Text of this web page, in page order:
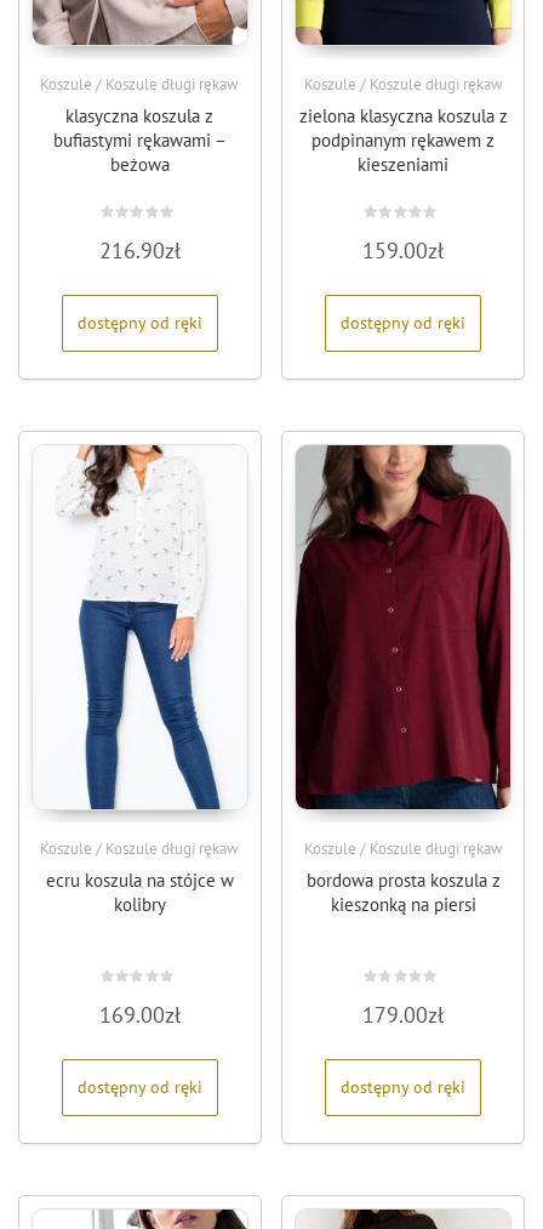
Koszule / Koszule długi rękaw
klasyczna koszula z
bufiastymi rękawami –
beżowa
0
na
216.90zł
dostępny od ręki
Koszule / Koszule długi rękaw
zielona klasyczna koszula z
podpinanym rękawem z
kieszeniami
0
na
159.00zł
dostępny od ręki
Koszule / Koszule długi rękaw
ecru koszula na stójce w
kolibry
0
na
169.00zł
dostępny od ręki
Koszule / Koszule długi rękaw
bordowa prosta koszula z
kieszonką na piersi
0
na
179.00zł
dostępny od ręki